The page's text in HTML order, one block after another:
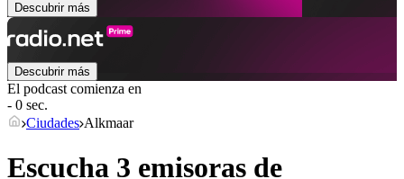
Descubrir más
Descubrir más
El podcast comienza en
- 0 sec.
Ciudades Alkmaar
Escucha 3 emisoras de